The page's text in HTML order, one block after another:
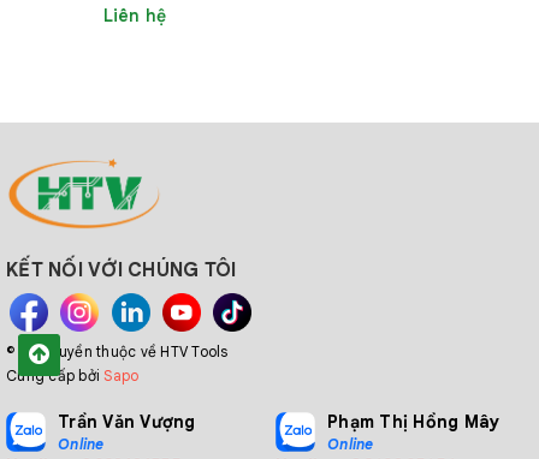
Liên hệ
KẾT NỐI VỚI CHÚNG TÔI
© Bản quyền thuộc về HTV Tools
Cung cấp bởiSapo
Trần Văn Vượng
Online
Phạm Thị Hồng Mây
Online